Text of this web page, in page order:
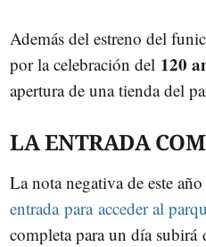
Además del estreno del
por la celebración del 120
apertura de una tienda del
LA ENTRADA
La nota negativa de este año
entrada para acceder al
completa para un día subirá